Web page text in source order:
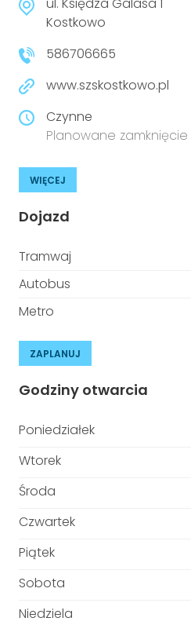
Kostkowo
586706665
www.szskostkowo.pl
Czynne
Planowane zamknięcie
WIĘCEJ
Dojazd
Tramwaj
Autobus
Metro
ZAPLANUJ
Godziny otwarcia
Poniedziałek
Wtorek
Środa
Czwartek
Piątek
Sobota
Niedziela